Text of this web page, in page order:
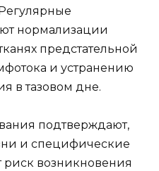
нормализации
предстательной
и устранению
в тазовом дне.
подтверждают,
и специфические
возникновения